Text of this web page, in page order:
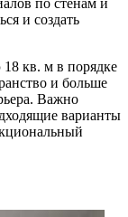
и создать
кв. м в порядке
и больше
Важно
варианты